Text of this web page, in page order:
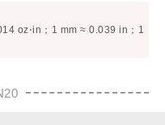
oz⋅in；1 mm ≈ 0.039 in；1